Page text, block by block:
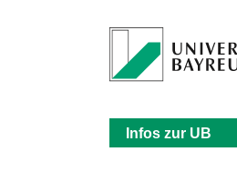
Infos zur UB